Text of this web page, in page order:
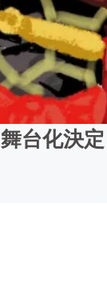
台化決定